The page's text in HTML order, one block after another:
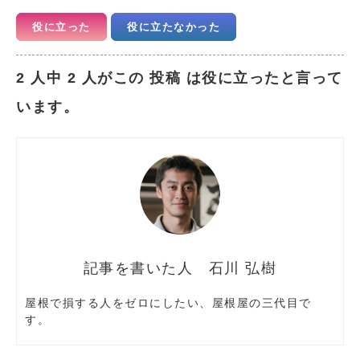
役に立った 役に立たなかった
2 人中 2 人がこの 投稿 は役に立ったと言って
います。
石川 弘樹
屋根で損する人をゼロにしたい、屋根屋の三代目で
す。